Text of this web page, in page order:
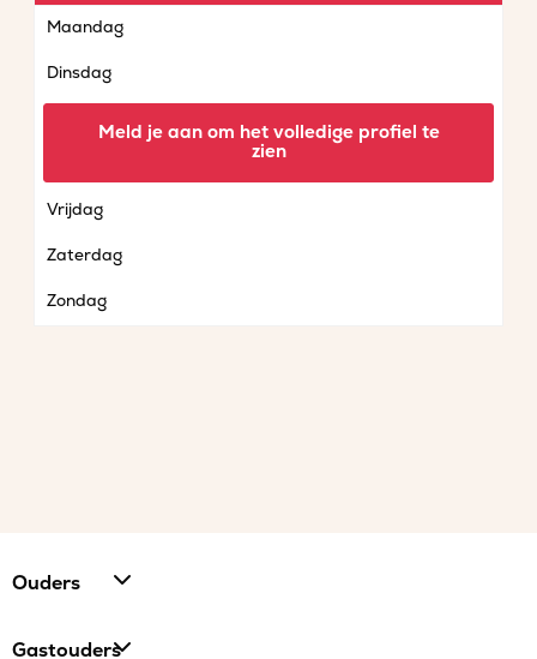
Maandag
Dinsdag
Vrijdag
Zaterdag
Zondag
Meld je aan om het volledige profiel te
zien
Ouders
Gastouders